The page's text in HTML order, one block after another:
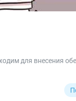
для внесения